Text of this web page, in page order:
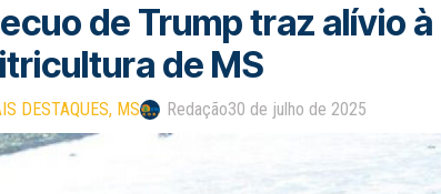
de Trump traz alívio
de MS
DESTAQUES MS Redação30 de julho de 2025